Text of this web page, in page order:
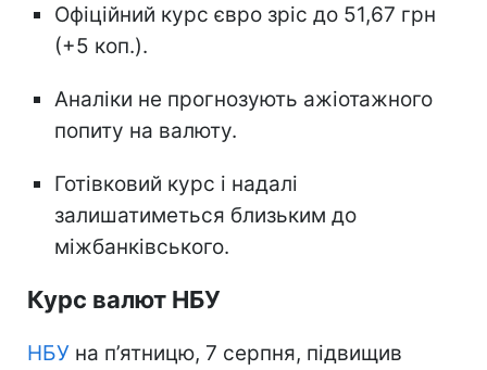
Офіційний курс євро зріс до 51,67 грн
(+5 коп.).
Аналіки не прогнозують ажіотажного
попиту на валюту.
Готівковий курс і надалі
залишатиметься близьким до
міжбанківського.
Курс валют НБУ
НБУ на п’ятницю, 7 серпня, підвищив